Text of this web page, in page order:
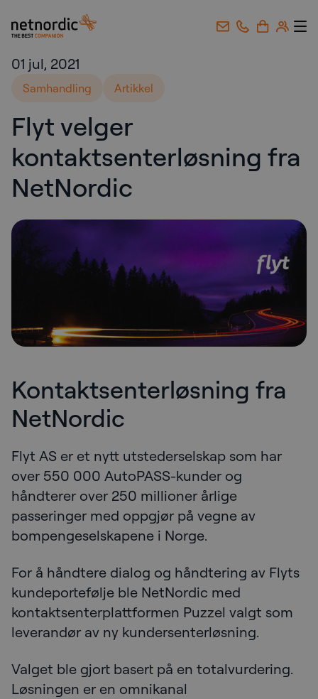
NetNordic Norway
01 jul, 2021
Samhandling Artikkel
Flyt velger
kontaktsenterløsning fra
NetNordic
Kontaktsenterløsning fra
NetNordic
Flyt AS er et nytt utstederselskap som har
over 550 000 AutoPASS-kunder og
håndterer over 250 millioner årlige
passeringer med oppgjør på vegne av
bompengeselskapene i Norge.
For å håndtere dialog og håndtering av Flyts
kundeportefølje ble NetNordic med
kontaktsenterplattformen Puzzel valgt som
leverandør av ny kundersenterløsning.
Valget ble gjort basert på en totalvurdering.
Løsningen er en omnikanal